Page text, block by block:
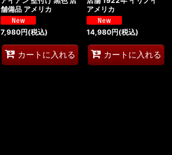
舗備品 アメリカ
7,980円(税込)
カートに入れる
アメリカ
14,980円(税込)
カートに入れる